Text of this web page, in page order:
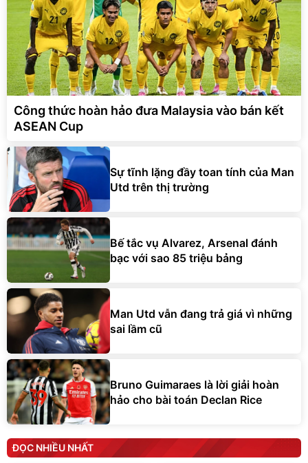
Công thức hoàn hảo đưa Malaysia vào bán kết
ASEAN Cup
Sự tĩnh lặng đầy toan tính của Man
Utd trên thị trường
Bế tắc vụ Alvarez, Arsenal đánh
bạc với sao 85 triệu bảng
Man Utd vẫn đang trả giá vì những
sai lầm cũ
Bruno Guimaraes là lời giải hoàn
hảo cho bài toán Declan Rice
ĐỌC NHIỀU NHẤT